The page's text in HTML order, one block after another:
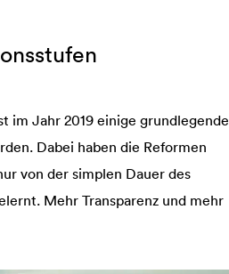
im Jahr 2019 einige grundlegende
Dabei haben die Reformen
von der simplen Dauer des
Mehr Transparenz und mehr